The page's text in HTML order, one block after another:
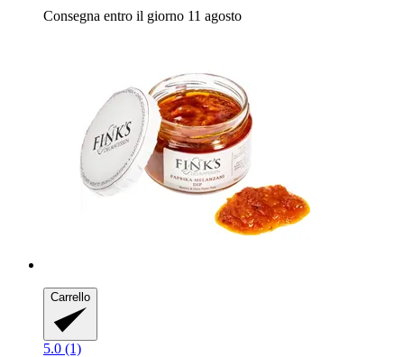
Consegna entro il giorno 11 agosto
Carrello
5.0 (1)